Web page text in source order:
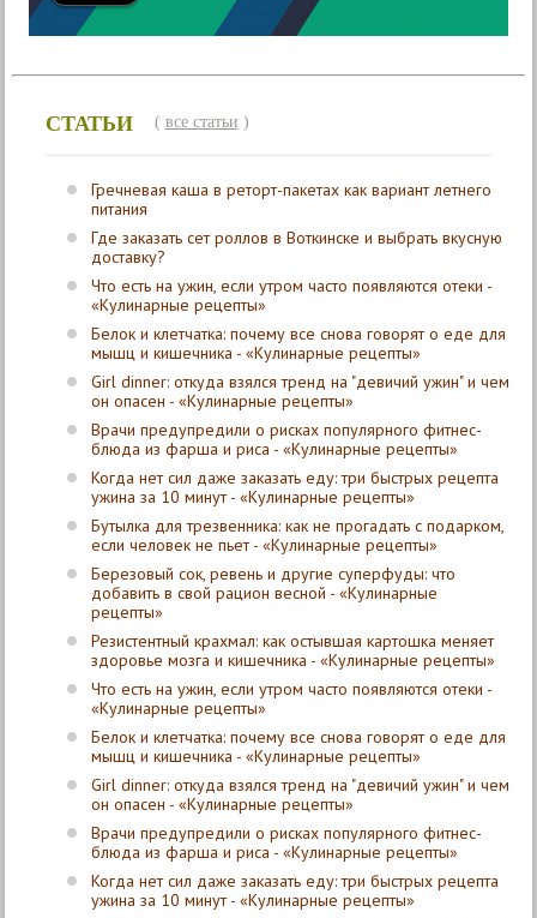
СТАТЬИ ( все статьи )
Гречневая каша в реторт-пакетах как вариант летнего
питания
Где заказать сет роллов в Воткинске и выбрать вкусную
доставку?
Что есть на ужин, если утром часто появляются отеки -
«Кулинарные рецепты»
Белок и клетчатка: почему все снова говорят о еде для
мышц и кишечника - «Кулинарные рецепты»
Girl dinner: откуда взялся тренд на "девичий ужин" и чем
он опасен - «Кулинарные рецепты»
Врачи предупредили о рисках популярного фитнес-
блюда из фарша и риса - «Кулинарные рецепты»
Когда нет сил даже заказать еду: три быстрых рецепта
ужина за 10 минут - «Кулинарные рецепты»
Бутылка для трезвенника: как не прогадать с подарком,
если человек не пьет - «Кулинарные рецепты»
Березовый сок, ревень и другие суперфуды: что
добавить в свой рацион весной - «Кулинарные
рецепты»
Резистентный крахмал: как остывшая картошка меняет
здоровье мозга и кишечника - «Кулинарные рецепты»
Что есть на ужин, если утром часто появляются отеки -
«Кулинарные рецепты»
Белок и клетчатка: почему все снова говорят о еде для
мышц и кишечника - «Кулинарные рецепты»
Girl dinner: откуда взялся тренд на "девичий ужин" и чем
он опасен - «Кулинарные рецепты»
Врачи предупредили о рисках популярного фитнес-
блюда из фарша и риса - «Кулинарные рецепты»
Когда нет сил даже заказать еду: три быстрых рецепта
ужина за 10 минут - «Кулинарные рецепты»